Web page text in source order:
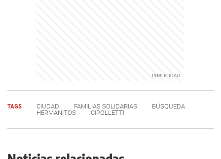
TAGS CIUDAD FAMILIAS SOLIDARIAS
BÚSQUEDA
HERMANITOS
CIPOLLETTI